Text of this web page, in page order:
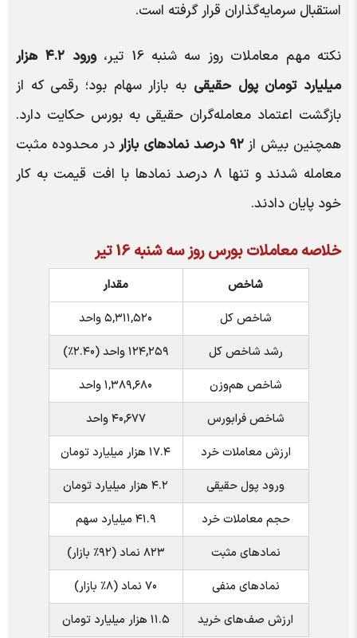
استقبال سرمایه‌گذاران قرار گرفته است.
نکته مهم معاملات روز سه شنبه 16 تیر،
ورود ۴.۲ هزار
میلیارد تومان پول حقیقی به بازار سهام بود؛ رقمی که از
بازگشت اعتماد معامله‌گران حقیقی به بورس حکایت دارد.
همچنین بیش از۹۲ درصد نمادهای بازار
در محدوده مثبت
معامله شدند و تنها ۸ درصد نمادها با افت قیمت به کار
خود پایان دادند.
خلاصه معاملات بورس روز سه شنبه 16 تیر
شاخص
مقدار
شاخص کل
۵,۳۱۱,۵۲۰ واحد
رشد شاخص کل
۱۲۴,۲۵۹ واحد (۲.۴۰٪)
شاخص هم‌وزن
۱,۳۸۹,۶۸۰ واحد
شاخص فرابورس
۴۰,۶۷۷ واحد
ارزش معاملات خرد
۱۷.۴ هزار میلیارد تومان
ورود پول حقیقی
۴.۲ هزار میلیارد تومان
حجم معاملات خرد
۴۱.۹ میلیارد سهم
نمادهای مثبت
۸۲۳ نماد (۹۲٪ بازار)
نمادهای منفی
۷۰ نماد (۸٪ بازار)
ارزش صف‌های خرید
۱۱.۵ هزار میلیارد تومان